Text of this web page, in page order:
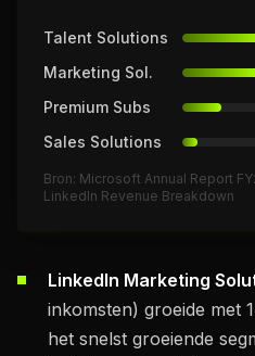
Talent Solutions
Marketing Sol.
Premium Subs
Sales Solutions
Bron: Microsoft Annual Report
LinkedIn Revenue Breakdown
LinkedIn Marketing
inkomsten) groeide met
het snelst groeiende